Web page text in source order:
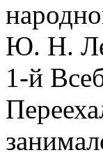
Ю. Н.
1-й